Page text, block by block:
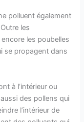
polluent également
les
les poubelles
se propagent dans
à l’intérieur ou
des pollens qui
l’intérieur de